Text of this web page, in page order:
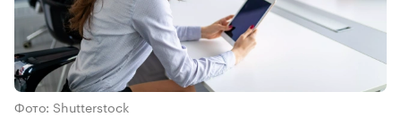
Фото: Shutterstock